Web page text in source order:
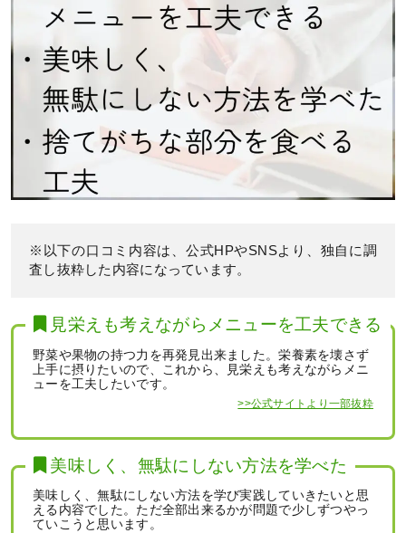
※以下の口コミ内容は、公式HPやSNSより、独自に調
査し抜粋した内容になっています。
見栄えも考えながらメニューを工夫できる
野菜や果物の持つ力を再発見出来ました。栄養素を壊さず
上手に摂りたいので、これから、見栄えも考えながらメニ
ューを工夫したいです。
>>公式サイトより一部抜粋
美味しく、無駄にしない方法を学べた
美味しく、無駄にしない方法を学び実践していきたいと思
える内容でした。ただ全部出来るかが問題で少しずつやっ
ていこうと思います。